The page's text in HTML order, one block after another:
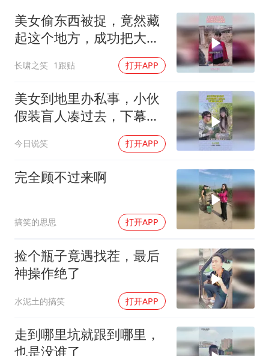
白海豚路径图
周星驰妈妈现身香港首映礼
56岁刘奕君跟13岁女儿合跳
大疆错失宇树
从科技创新看开局起步的时与势
美女偷东西被捉，竟然藏
起这个地方，成功把大哥
长啸之笑 1跟贴 打开APP
美女到地里办私事，小伙
假装盲人凑过去，下幕根
今日说笑 打开APP
完全顾不过来啊
搞笑的思思 打开APP
捡个瓶子竟遇找茬，最后
神操作绝了
水泥土的搞笑 打开APP
走到哪里坑就跟到哪里，
也是没谁了